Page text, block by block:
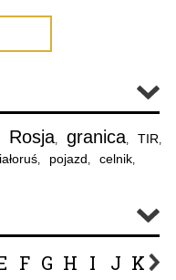
Rosja, granica, TIR,
, pojazd, celnik,
F G H I J K L